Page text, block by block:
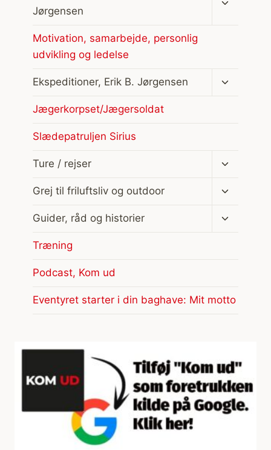
Jørgensen
Motivation, samarbejde, personlig
udvikling og ledelse
Ekspeditioner, Erik B. Jørgensen
Skift
Jægerkorpset/Jægersoldat
Slædepatruljen Sirius
Ture / rejser
Skift
Grej til friluftsliv og outdoor
Skift
Guider, råd og historier
Skift
Træning
Podcast, Kom ud
Eventyret starter i din baghave: Mit motto